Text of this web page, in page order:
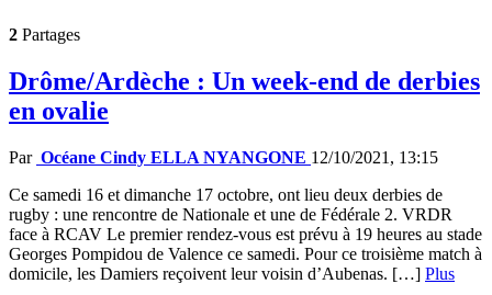
2 Partages
Drôme/Ardèche : Un week-end de derbies
en ovalie
Par Océane Cindy ELLA NYANGONE 12/10/2021, 13:15
Ce samedi 16 et dimanche 17 octobre, ont lieu deux derbies de
rugby : une rencontre de Nationale et une de Fédérale 2. VRDR
face à RCAV Le premier rendez-vous est prévu à 19 heures au stade
Georges Pompidou de Valence ce samedi. Pour ce troisième match à
domicile, les Damiers reçoivent leur voisin d’Aubenas. […] Plus